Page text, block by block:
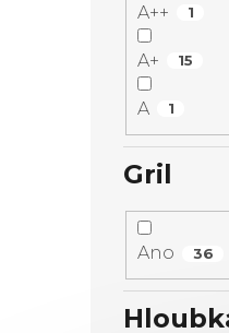
A++ 1
A+ 15
A 1
Gril
Ano 36